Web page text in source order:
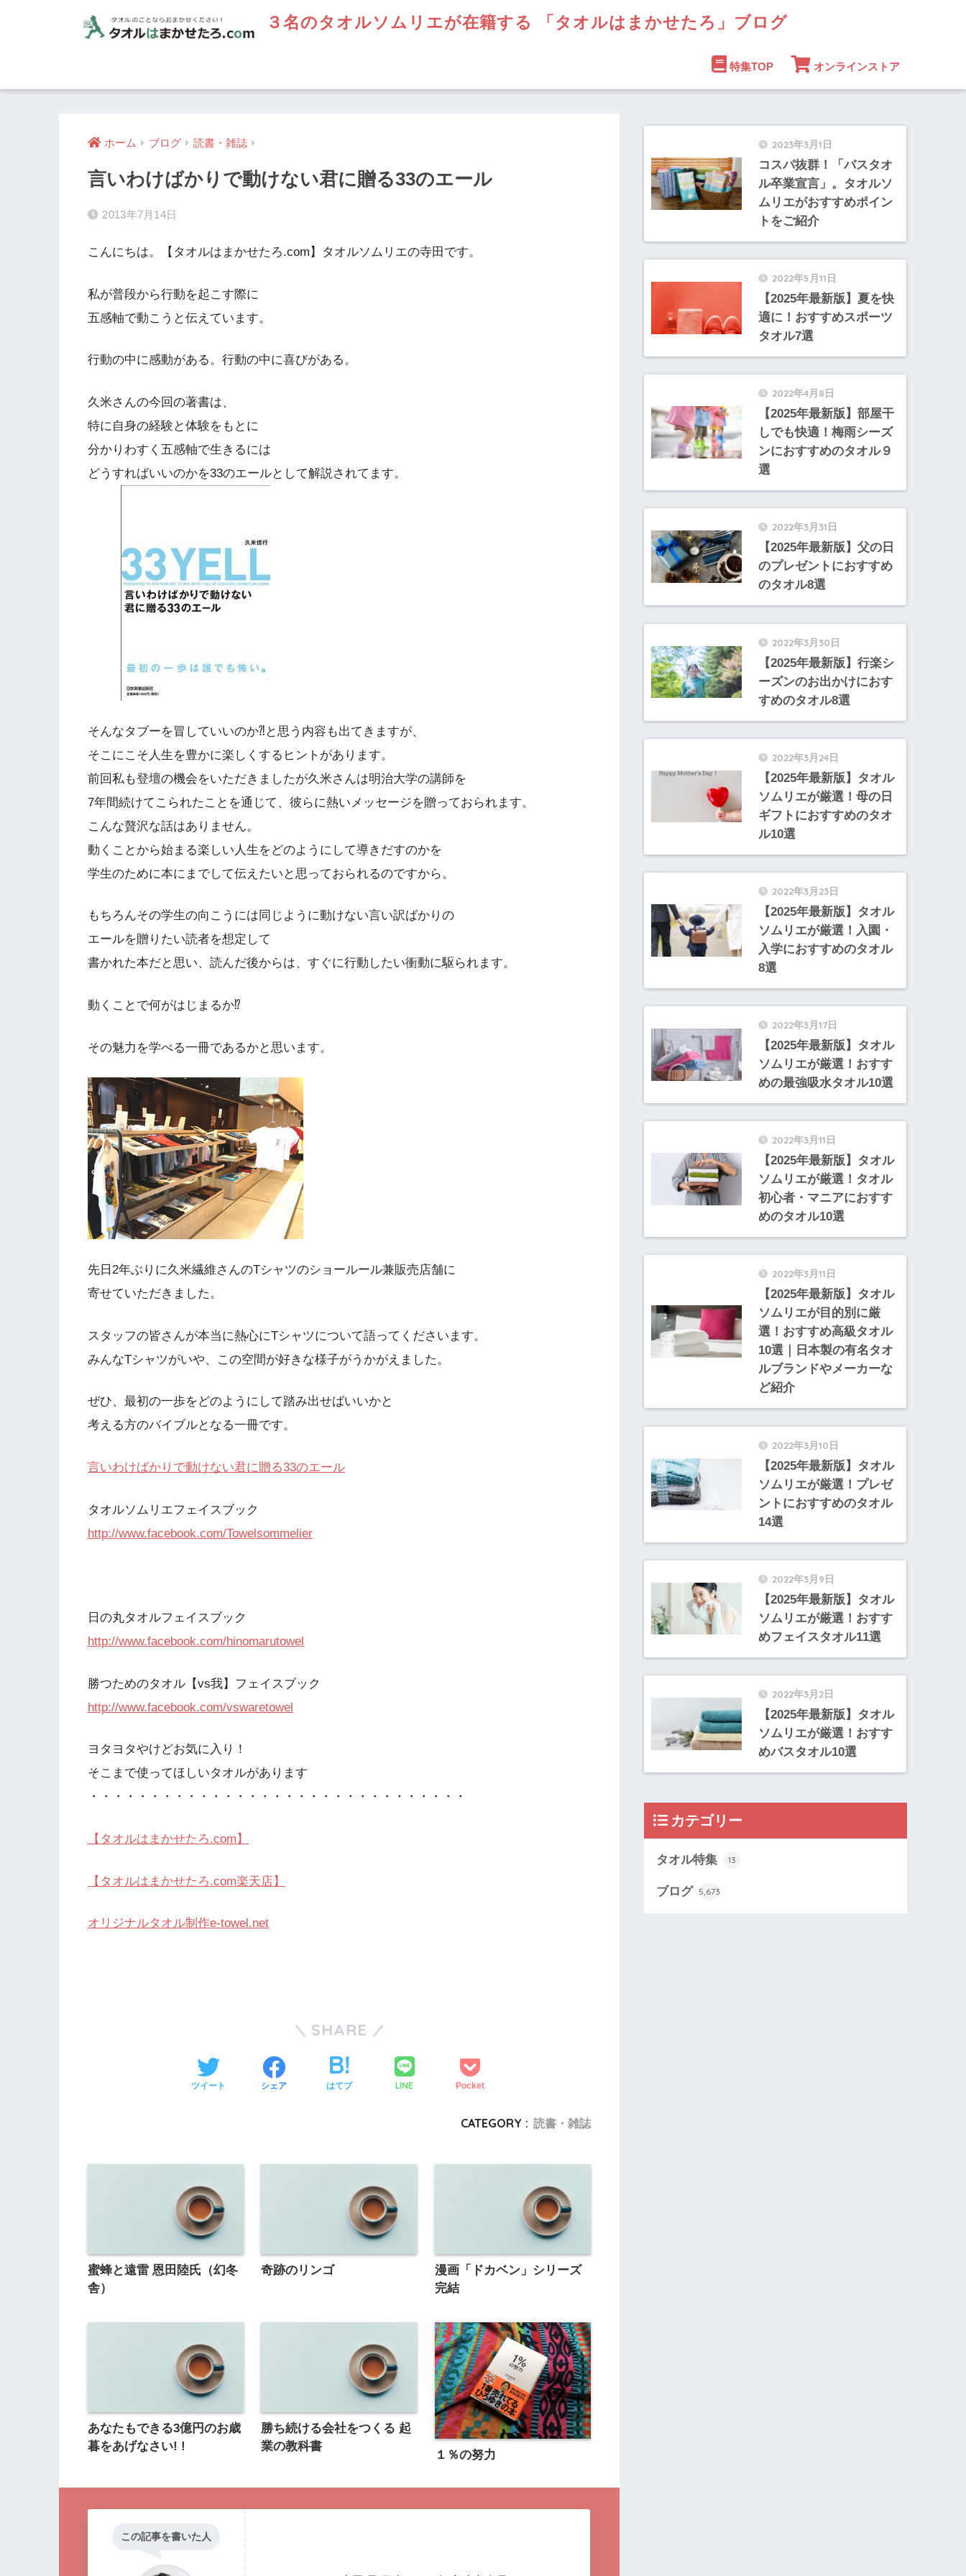
３名のタオルソムリエが在籍する 「タオルはまかせたろ」ブログ
特集TOP オンラインストア
ホーム ブログ 読書・雑誌
言いわけばかりで動けない君に贈る33のエール
2013年7月14日
こんにちは。【タオルはまかせたろ.com】タオルソムリエの寺田です。
私が普段から行動を起こす際に
五感軸で動こうと伝えています。
行動の中に感動がある。行動の中に喜びがある。
久米さんの今回の著書は、
特に自身の経験と体験をもとに
分かりわすく五感軸で生きるには
どうすればいいのかを33のエールとして解説されてます。
そんなタブーを冒していいのか⁈と思う内容も出てきますが、
そこにこそ人生を豊かに楽しくするヒントがあります。
前回私も登壇の機会をいただきましたが久米さんは明治大学の講師を
7年間続けてこられたことを通じて、彼らに熱いメッセージを贈っておられます。
こんな贅沢な話はありません。
動くことから始まる楽しい人生をどのようにして導きだすのかを
学生のために本にまでして伝えたいと思っておられるのですから。
もちろんその学生の向こうには同じように動けない言い訳ばかりの
エールを贈りたい読者を想定して
書かれた本だと思い、読んだ後からは、すぐに行動したい衝動に駆られます。
動くことで何がはじまるか⁉
その魅力を学べる一冊であるかと思います。
先日2年ぶりに久米繊維さんのTシャツのショールール兼販売店舗に
寄せていただきました。
スタッフの皆さんが本当に熱心にTシャツについて語ってくださいます。
みんなTシャツがいや、この空間が好きな様子がうかがえました。
ぜひ、最初の一歩をどのようにして踏み出せばいいかと
考える方のバイブルとなる一冊です。
言いわけばかりで動けない君に贈る33のエール
タオルソムリエフェイスブック
http://www.facebook.com/Towelsommelier
日の丸タオルフェイスブック
http://www.facebook.com/hinomarutowel
勝つためのタオル【vs我】フェイスブック
http://www.facebook.com/vswaretowel
ヨタヨタやけどお気に入り！
そこまで使ってほしいタオルがあります
・・・・・・・・・・・・・・・・・・・・・・・・・・・・・・・
【タオルはまかせたろ.com】
【タオルはまかせたろ.com楽天店】
オリジナルタオル制作e-towel.net
SHARE
ツイート シェア はてブ LINE Pocket
CATEGORY : 読書・雑誌
蜜蜂と遠雷 恩田陸氏（幻冬
舎）
奇跡のリンゴ
漫画「ドカベン」シリーズ
完結
あなたもできる3億円のお歳
暮をあげなさい! !
勝ち続ける会社をつくる 起
業の教科書
１％の努力
この記事を書いた人
2023年3月1日
コスパ抜群！「バスタオ
ル卒業宣言」。タオルソ
ムリエがおすすめポイン
トをご紹介
2022年5月11日
【2025年最新版】夏を快
適に！おすすめスポーツ
タオル7選
2022年4月8日
【2025年最新版】部屋干
しでも快適！梅雨シーズ
ンにおすすめのタオル９
選
2022年3月31日
【2025年最新版】父の日
のプレゼントにおすすめ
のタオル8選
2022年3月30日
【2025年最新版】行楽シ
ーズンのお出かけにおす
すめのタオル8選
2022年3月24日
【2025年最新版】タオル
ソムリエが厳選！母の日
ギフトにおすすめのタオ
ル10選
2022年3月23日
【2025年最新版】タオル
ソムリエが厳選！入園・
入学におすすめのタオル
8選
2022年3月17日
【2025年最新版】タオル
ソムリエが厳選！おすす
めの最強吸水タオル10選
2022年3月11日
【2025年最新版】タオル
ソムリエが厳選！タオル
初心者・マニアにおすす
めのタオル10選
2022年3月11日
【2025年最新版】タオル
ソムリエが目的別に厳
選！おすすめ高級タオル
10選｜日本製の有名タオ
ルブランドやメーカーな
ど紹介
2022年3月10日
【2025年最新版】タオル
ソムリエが厳選！プレゼ
ントにおすすめのタオル
14選
2022年3月9日
【2025年最新版】タオル
ソムリエが厳選！おすす
めフェイスタオル11選
2022年3月2日
【2025年最新版】タオル
ソムリエが厳選！おすす
めバスタオル10選
カテゴリー
タオル特集 13
ブログ 5,673